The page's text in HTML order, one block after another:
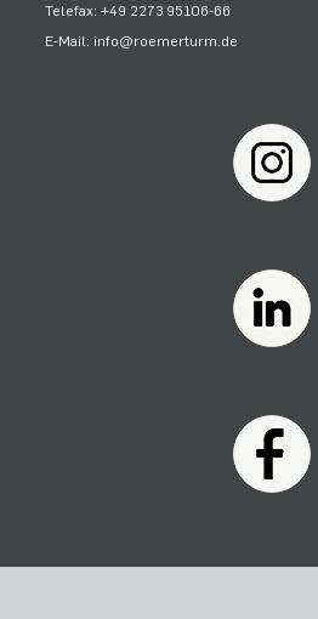
Telefax: +49 2273 95106-66
E-Mail: info@roemerturm.de